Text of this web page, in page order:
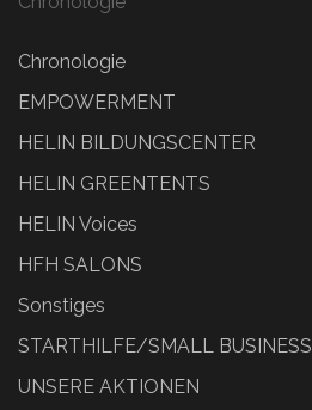
Chronologie
EMPOWERMENT
HELIN BILDUNGSCENTER
HELIN GREENTENTS
HELIN Voices
HFH SALONS
Sonstiges
STARTHILFE/SMALL BUSINESS
UNSERE AKTIONEN